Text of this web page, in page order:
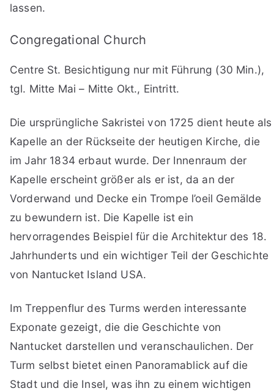
lassen.
Congregational Church
Centre St. Besichtigung nur mit Führung (30 Min.),
tgl. Mitte Mai – Mitte Okt., Eintritt.
Die ursprüngliche Sakristei von 1725 dient heute als
Kapelle an der Rückseite der heutigen Kirche, die
im Jahr 1834 erbaut wurde. Der Innenraum der
Kapelle erscheint größer als er ist, da an der
Vorderwand und Decke ein Trompe l’oeil Gemälde
zu bewundern ist. Die Kapelle ist ein
hervorragendes Beispiel für die Architektur des 18.
Jahrhunderts und ein wichtiger Teil der Geschichte
von Nantucket Island USA.
Im Treppenflur des Turms werden interessante
Exponate gezeigt, die die Geschichte von
Nantucket darstellen und veranschaulichen. Der
Turm selbst bietet einen Panoramablick auf die
Stadt und die Insel, was ihn zu einem wichtigen